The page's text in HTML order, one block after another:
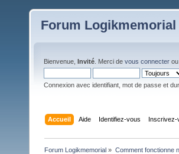
Forum Logikmemorial
Bienvenue, Invité . Merci de vous connecter
Connexion avec identifiant, mot de passe et
Accueil Aide Identifiez-vous Inscrivez-
Forum Logikmemorial » Comment fonctionne